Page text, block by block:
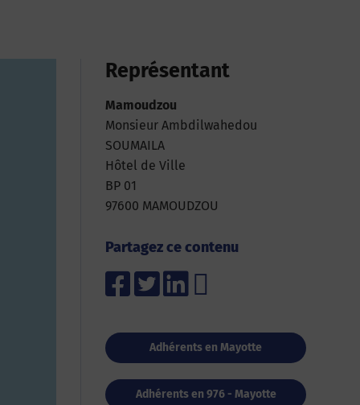
Représentant
Mamoudzou
Monsieur Ambdilwahedou
SOUMAILA
Hôtel de Ville
BP 01
97600 MAMOUDZOU
Partagez ce contenu
Adhérents en Mayotte
Adhérents en 976 - Mayotte